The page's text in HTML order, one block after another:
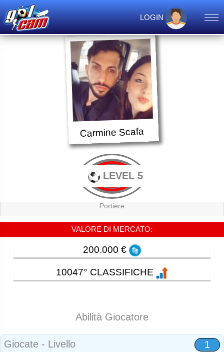
LOGIN
Carmine Scafa
LEVEL 5
Portiere
VALORE DI MERCATO:
200.000 €
10047° CLASSIFICHE
Abilità Giocatore
Giocate - Livello 1